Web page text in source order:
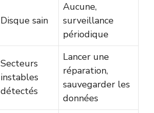
Disque sain
Aucune,
surveillance
périodique
Secteurs
instables
détectés
Lancer une
réparation,
sauvegarder les
données